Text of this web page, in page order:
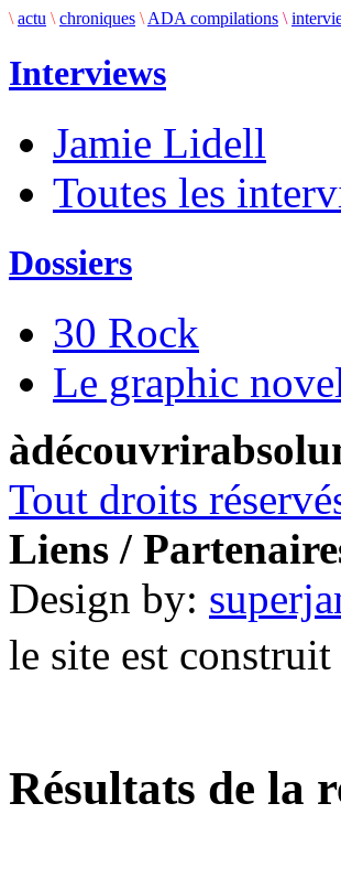
\ actu \ chroniques \ ADA compilations \
Interviews
Jamie Lidell
Toutes les
Dossiers
30 Rock
Le graphic
Tout droits
Liens /
Design by:
le site est
Résultats de la